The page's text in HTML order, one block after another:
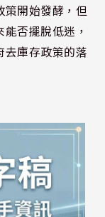
開始發酵，但
否擺脫低迷，
去庫存政策的落